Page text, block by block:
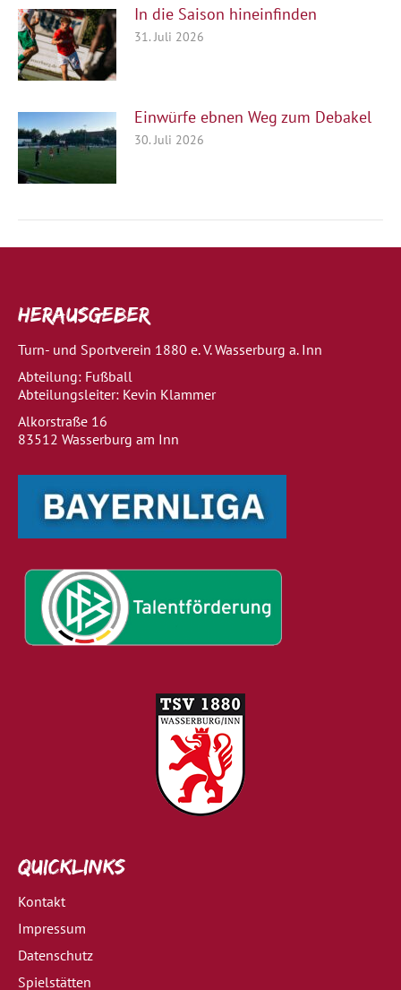
In die Saison hineinfinden
31. Juli 2026
Einwürfe ebnen Weg zum Debakel
30. Juli 2026
Herausgeber
Turn- und Sportverein 1880 e. V. Wasserburg a. Inn
Abteilung: Fußball
Abteilungsleiter: Kevin Klammer
Alkorstraße 16
83512 Wasserburg am Inn
Quicklinks
Kontakt
Impressum
Datenschutz
Spielstätten